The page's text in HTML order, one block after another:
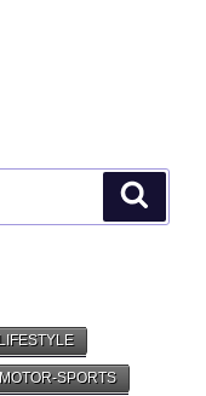
LIFESTYLE
MOTOR-SPORTS